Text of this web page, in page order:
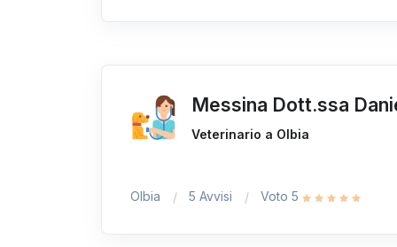
Messina Dott.ssa
Veterinario a Olbia
Olbia 5 Avvisi Voto 5